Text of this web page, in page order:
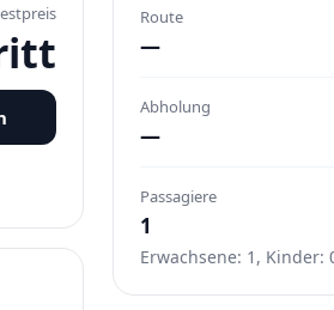
Route
—
Abholung
—
Passagiere
1
Erwachsene: 1, Kinder: